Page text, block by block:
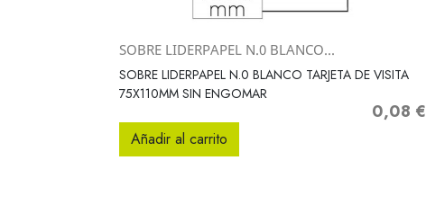
Vista rápida
SOBRE LIDERPAPEL N.0 BLANCO...
SOBRE LIDERPAPEL N.0 BLANCO TARJETA DE VISITA
75X110MM SIN ENGOMAR
Precio
0,08 €
Añadir al carrito